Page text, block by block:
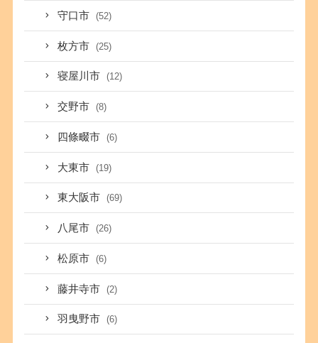
守口市 (52)
枚方市 (25)
寝屋川市 (12)
交野市 (8)
四條畷市 (6)
大東市 (19)
東大阪市 (69)
八尾市 (26)
松原市 (6)
藤井寺市 (2)
羽曳野市 (6)